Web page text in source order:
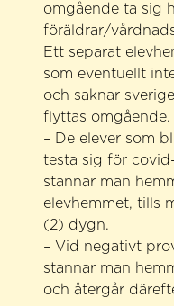
omgående ta sig
föräldrar/
Ett separat
som eventuellt
och saknar
flyttas omgående.
– De elever som
testa sig för
stannar man
elevhemmet, tills
(2) dygn.
– Vid negativt
stannar man
och återgår